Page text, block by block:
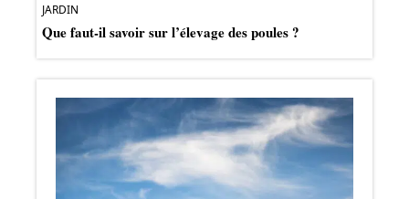
JARDIN
Que faut-il savoir sur l’élevage des poules ?